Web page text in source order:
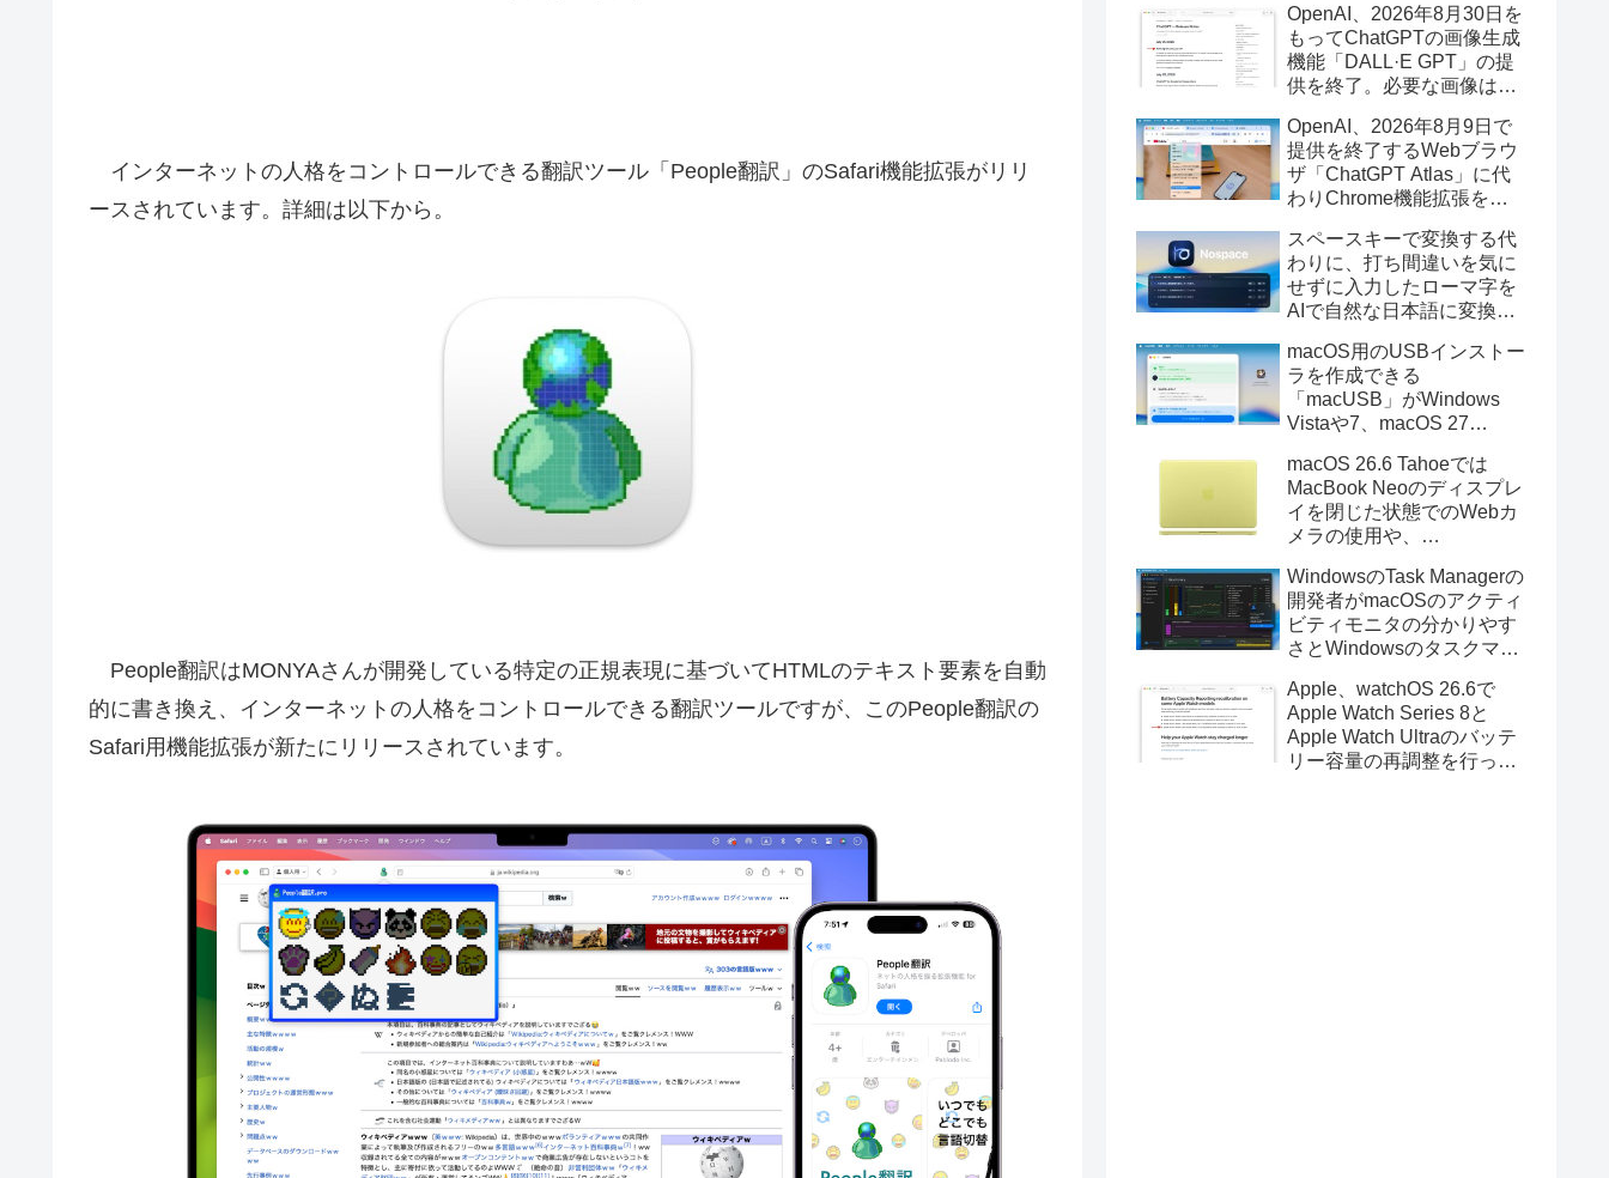
インターネットの人格をコントロールできる翻訳ツール「People翻訳」のSafari機能拡張がリリ
ースされています。詳細は以下から。
People翻訳はMONYAさんが開発している特定の正規表現に基づいてHTMLのテキスト要素を自動
的に書き換え、インターネットの人格をコントロールできる翻訳ツールですが、このPeople翻訳の
Safari用機能拡張が新たにリリースされています。
辺を焼損する火災が6月に3
件発生していたそうなので
注意を。
OpenAI、2026年8月30日を
もってChatGPTの画像生成
機能「DALL·E GPT」の提
供を終了。必要な画像は期
OpenAI、2026年8月9日で
提供を終了するWebブラウ
ザ「ChatGPT Atlas」に代
わりChrome機能拡張をア
画の質問やAsk ChatGPT機
能を追加。
スペースキーで変換する代
わりに、打ち間違いを気に
せずに入力したローマ字を
AIで自然な日本語に変換し
力アプリ「Nospace」がリ
リース。
macOS用のUSBインストー
ラを作成できる
「macUSB」がWindows
Vistaや7、macOS 27
トーラの作成に対応。
macOS 26.6 Tahoeでは
MacBook Neoのディスプレ
イを閉じた状態でのWebカ
メラの使用や、
利用しMacBook Neoを復元
する際の安定性が向上。
WindowsのTask Managerの
開発者がmacOSのアクティ
ビティモニタの分かりやす
さとWindowsのタスクマネ
Mac用システムモニタアプ
リ「Task Manager TMOG」
のBeta版を公開。
Apple、watchOS 26.6で
Apple Watch Series 8と
Apple Watch Ultraのバッテ
リー容量の再調整を行った